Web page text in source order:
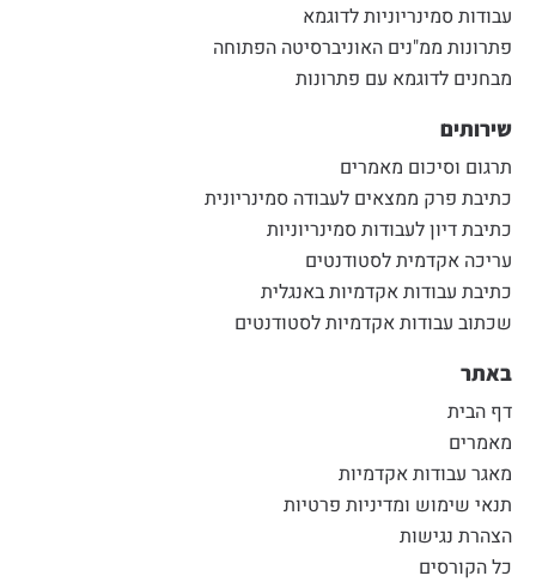
עבודות סמינריוניות לדוגמא
פתרונות ממ"נים האוניברסיטה הפתוחה
מבחנים לדוגמא עם פתרונות
שירותים
תרגום וסיכום מאמרים
כתיבת פרק ממצאים לעבודה סמינריונית
כתיבת דיון לעבודות סמינריוניות
עריכה אקדמית לסטודנטים
כתיבת עבודות אקדמיות באנגלית
שכתוב עבודות אקדמיות לסטודנטים
באתר
דף הבית
מאמרים
מאגר עבודות אקדמיות
תנאי שימוש ומדיניות פרטיות
הצהרת נגישות
כל הקורסים